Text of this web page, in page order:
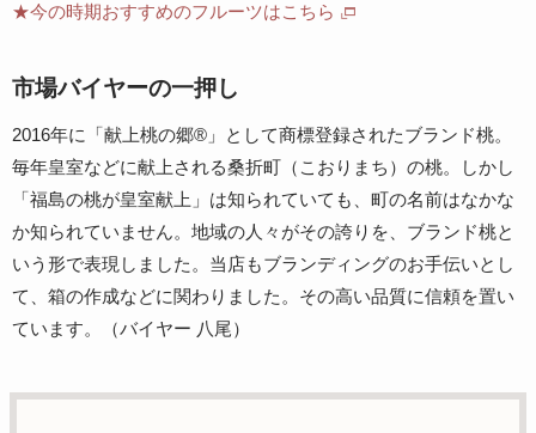
★今の時期おすすめのフルーツはこちら
市場バイヤーの一押し
2016年に「献上桃の郷®」として商標登録されたブランド桃。
毎年皇室などに献上される桑折町（こおりまち）の桃。しかし
「福島の桃が皇室献上」は知られていても、町の名前はなかな
か知られていません。地域の人々がその誇りを、ブランド桃と
いう形で表現しました。当店もブランディングのお手伝いとし
て、箱の作成などに関わりました。その高い品質に信頼を置い
ています。（バイヤー 八尾）